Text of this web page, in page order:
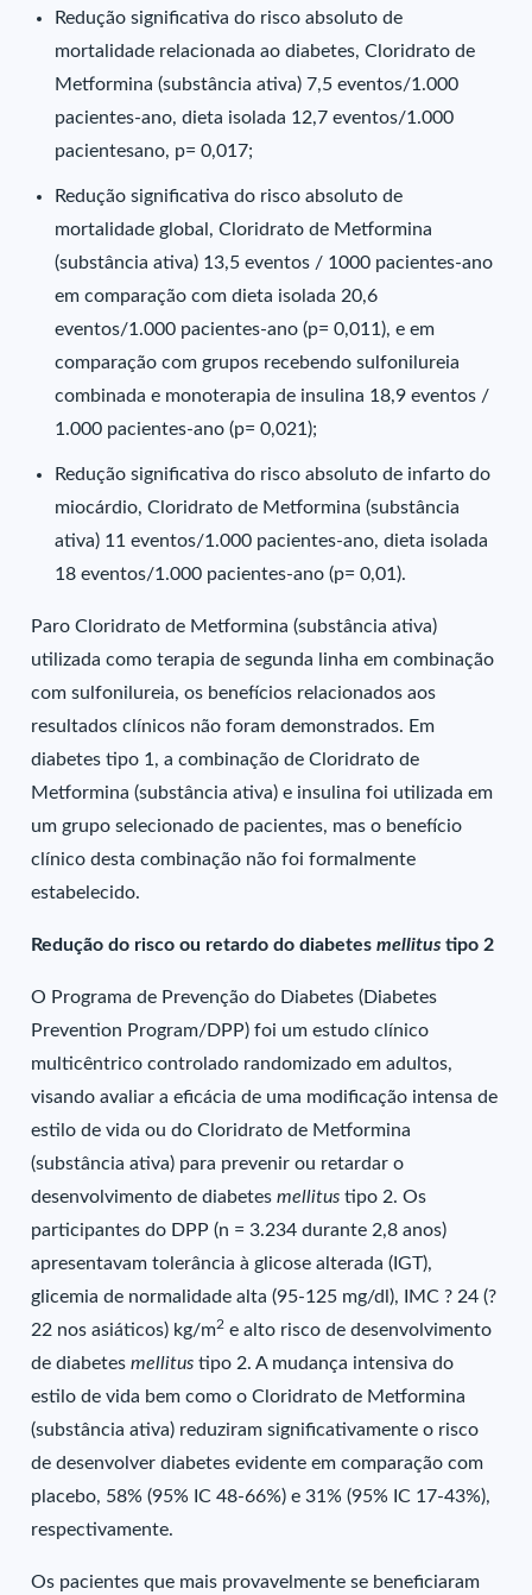
Redução significativa do risco absoluto de
mortalidade relacionada ao diabetes, Cloridrato de
Metformina (substância ativa) 7,5 eventos/1.000
pacientes-ano, dieta isolada 12,7 eventos/1.000
pacientesano, p= 0,017;
Redução significativa do risco absoluto de
mortalidade global, Cloridrato de Metformina
(substância ativa) 13,5 eventos / 1000 pacientes-ano
em comparação com dieta isolada 20,6
eventos/1.000 pacientes-ano (p= 0,011), e em
comparação com grupos recebendo sulfonilureia
combinada e monoterapia de insulina 18,9 eventos /
1.000 pacientes-ano (p= 0,021);
Redução significativa do risco absoluto de infarto do
miocárdio, Cloridrato de Metformina (substância
ativa) 11 eventos/1.000 pacientes-ano, dieta isolada
18 eventos/1.000 pacientes-ano (p= 0,01).
Paro Cloridrato de Metformina (substância ativa)
utilizada como terapia de segunda linha em combinação
com sulfonilureia, os benefícios relacionados aos
resultados clínicos não foram demonstrados. Em
diabetes tipo 1, a combinação de Cloridrato de
Metformina (substância ativa) e insulina foi utilizada em
um grupo selecionado de pacientes, mas o benefício
clínico desta combinação não foi formalmente
estabelecido.
Redução do risco ou retardo do diabetesmellitus tipo 2
O Programa de Prevenção do Diabetes (Diabetes
Prevention Program/DPP) foi um estudo clínico
multicêntrico controlado randomizado em adultos,
visando avaliar a eficácia de uma modificação intensa de
estilo de vida ou do Cloridrato de Metformina
(substância ativa) para prevenir ou retardar o
desenvolvimento de diabetesmellitustipo 2. Os
participantes do DPP (n = 3.234 durante 2,8 anos)
apresentavam tolerância à glicose alterada (IGT),
glicemia de normalidade alta (95-125 mg/dl), IMC ? 24 (?
22 nos asiáticos) kg/m2 e alto risco de desenvolvimento
de diabetesmellitustipo 2. A mudança intensiva do
estilo de vida bem como o Cloridrato de Metformina
(substância ativa) reduziram significativamente o risco
de desenvolver diabetes evidente em comparação com
placebo, 58% (95% IC 48-66%) e 31% (95% IC 17-43%),
respectivamente.
Os pacientes que mais provavelmente se beneficiaram